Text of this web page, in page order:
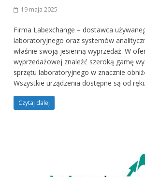
19 maja 2025
Firma Labexchange – dostawca
laboratoryjnego oraz systemów
właśnie swoją jesienną wyprzedaż. W
wyprzedażowej znaleźć szeroką gamę
sprzętu laboratoryjnego w znacznie
Wszystkie urządzenia dostępne są od ręki.
Czytaj dalej